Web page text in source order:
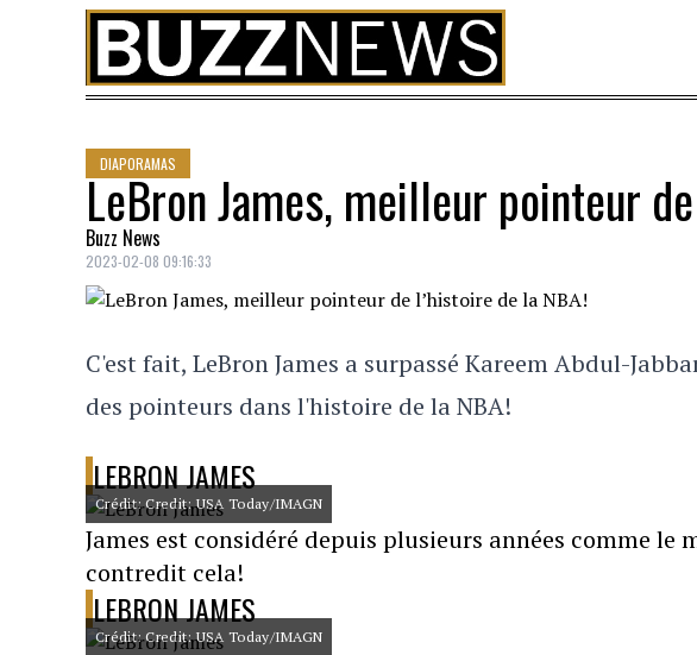
Skip to content
DIAPORAMAS
LeBron James, meilleur pointeur
Buzz News
2023-02-08 09:16:33
C'est fait, LeBron James a surpassé Kareem Abdul-
des pointeurs dans l'histoire de la NBA!
LEBRON JAMES
Crédit: Credit: USA Today/IMAGN
James est considéré depuis plusieurs années comme le
contredit cela!
LEBRON JAMES
Crédit: Credit: USA Today/IMAGN